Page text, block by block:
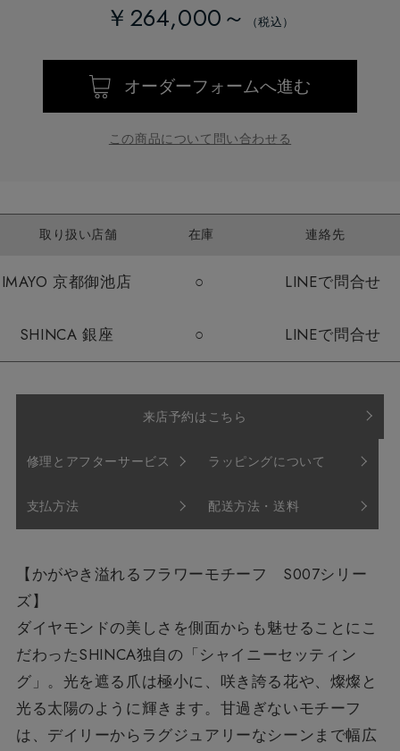
￥264,000～
オーダーフォームへ進む
この商品について問い合わせる
取り扱い店舗 在庫 連絡先
IMAYO 京都御池店 ○ LINEで問合せ
SHINCA 銀座 ○ LINEで問合せ
来店予約はこちら
修理とアフターサービス ラッピングについて
支払方法 配送方法・送料
【かがやき溢れるフラワーモチーフ S007シリー
ズ】
ダイヤモンドの美しさを側面からも魅せることにこ
だわったSHINCA独自の「シャイニーセッティン
グ」。光を遮る爪は極小に、咲き誇る花や、燦燦と
光る太陽のように輝きます。甘過ぎないモチーフ
は、デイリーからラグジュアリーなシーンまで幅広